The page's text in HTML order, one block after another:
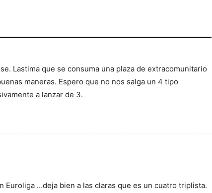
Lastima que se consuma una plaza de extracomunitario
maneras. Espero que no nos salga un 4 tipo
a lanzar de 3.
Euroliga …deja bien a las claras que es un cuatro triplista.